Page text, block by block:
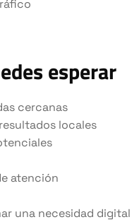
esperar
cercanas
locales
atención
una necesidad digital